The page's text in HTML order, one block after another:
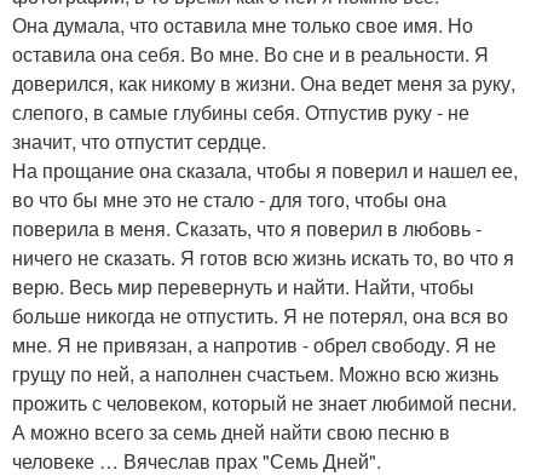
Она думала, что оставила мне только свое имя. Но
оставила она себя. Во мне. Во сне и в реальности. Я
доверился, как никому в жизни. Она ведет меня за руку,
слепого, в самые глубины себя. Отпустив руку - не
значит, что отпустит сердце.
На прощание она сказала, чтобы я поверил и нашел ее,
во что бы мне это не стало - для того, чтобы она
поверила в меня. Сказать, что я поверил в любовь -
ничего не сказать. Я готов всю жизнь искать то, во что я
верю. Весь мир перевернуть и найти. Найти, чтобы
больше никогда не отпустить. Я не потерял, она вся во
мне. Я не привязан, а напротив - обрел свободу. Я не
грущу по ней, а наполнен счастьем. Можно всю жизнь
прожить с человеком, который не знает любимой песни.
А можно всего за семь дней найти свою песню в
человеке … Вячеслав прах "Семь Дней".